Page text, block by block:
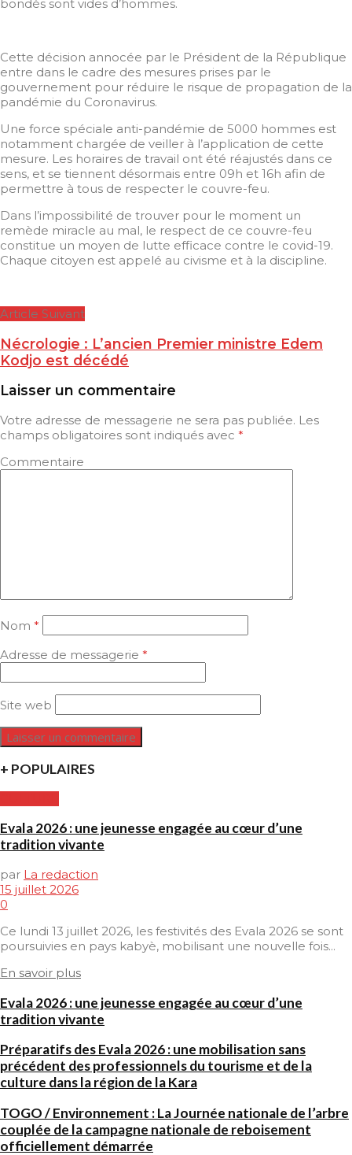
bondés sont vides d’hommes.
Cette décision annocée par le Président de la République
entre dans le cadre des mesures prises par le
gouvernement pour réduire le risque de propagation de la
pandémie du Coronavirus.
Une force spéciale anti-pandémie de 5000 hommes est
notamment chargée de veiller à l’application de cette
mesure. Les horaires de travail ont été réajustés dans ce
sens, et se tiennent désormais entre 09h et 16h afin de
permettre à tous de respecter le couvre-feu.
Dans l’impossibilité de trouver pour le moment un
remède miracle au mal, le respect de ce couvre-feu
constitue un moyen de lutte efficace contre le covid-19.
Chaque citoyen est appelé au civisme et à la discipline.
Article Suivant
Nécrologie : L’ancien Premier ministre Edem
Kodjo est décédé
Laisser un commentaire
Votre adresse de messagerie ne sera pas publiée. Les
champs obligatoires sont indiqués avec *
Commentaire
Nom *
Adresse de messagerie *
Site web
+ POPULAIRES
Evala 2026 : une jeunesse engagée au cœur d’une
tradition vivante
par La redaction
15 juillet 2026
0
Ce lundi 13 juillet 2026, les festivités des Evala 2026 se sont
poursuivies en pays kabyè, mobilisant une nouvelle fois...
En savoir plus
Evala 2026 : une jeunesse engagée au cœur d’une
tradition vivante
Préparatifs des Evala 2026 : une mobilisation sans
précédent des professionnels du tourisme et de la
culture dans la région de la Kara
TOGO / Environnement : La Journée nationale de l’arbre
couplée de la campagne nationale de reboisement
officiellement démarrée